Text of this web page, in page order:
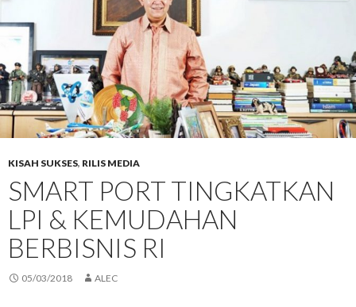
KISAH SUKSES, RILIS MEDIA
SMART PORT TINGKATKAN
LPI & KEMUDAHAN
BERBISNIS RI
05/03/2018 ALEC